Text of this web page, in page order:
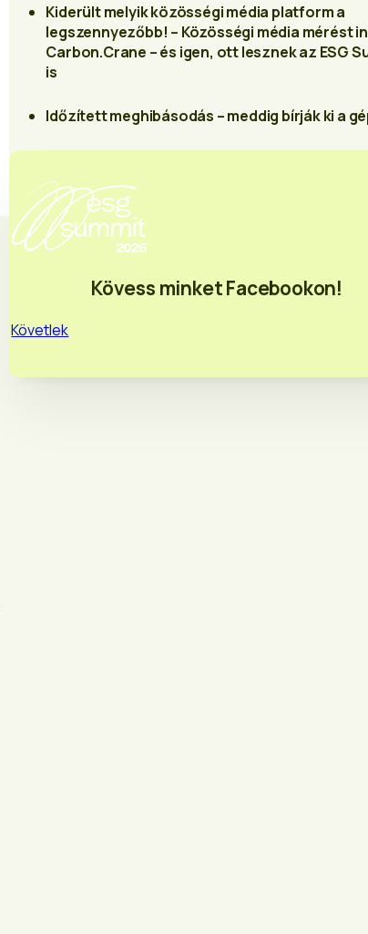
Kiderült melyik közösségi média platform a
legszennyezőbb! – Közösségi média mérést
Carbon.Crane – és igen, ott lesznek az ESG
is
Időzített meghibásodás – meddig bírják ki a
Kövess minket Facebookon!
Követlek